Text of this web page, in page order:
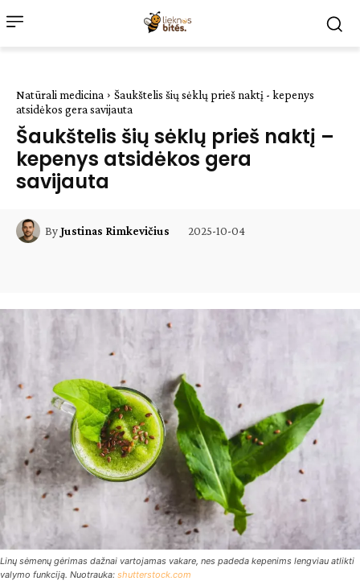
Natūrali medicina
Šaukštelis šių sėklų prieš naktį - kepenys
atsidėkos gera savijauta
Šaukštelis šių sėklų prieš naktį –
kepenys atsidėkos gera
savijauta
ByJustinas Rimkevičius 2025-10-04
Linų sėmenų gėrimas dažnai vartojamas vakare, nes padeda kepenims lengviau atlikti
valymo funkciją. Nuotrauka: shutterstock.com